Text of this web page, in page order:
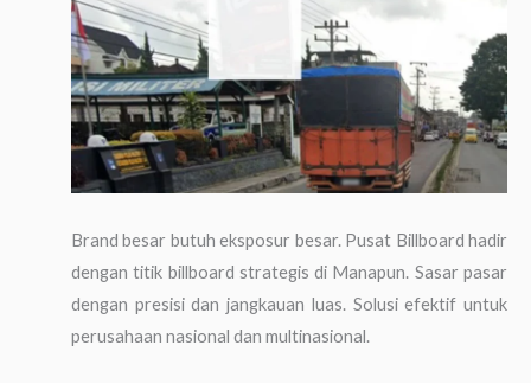
Brand besar butuh eksposur besar. Pusat Billboard hadir
dengan titik billboard strategis di Manapun. Sasar pasar
dengan presisi dan jangkauan luas. Solusi efektif untuk
perusahaan nasional dan multinasional.